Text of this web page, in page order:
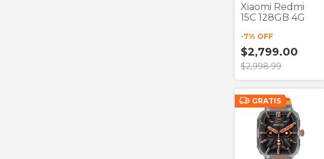
Xiaomi Redmi
15C 128GB 4G
-7% OFF
$2,799.00
$2,998.99
GRATIS